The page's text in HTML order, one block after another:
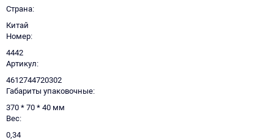
Страна
Китай
Номер
4442
Артикул
4612744720302
Габариты упаковочные
370 * 70 * 40 мм
Вес
0,34